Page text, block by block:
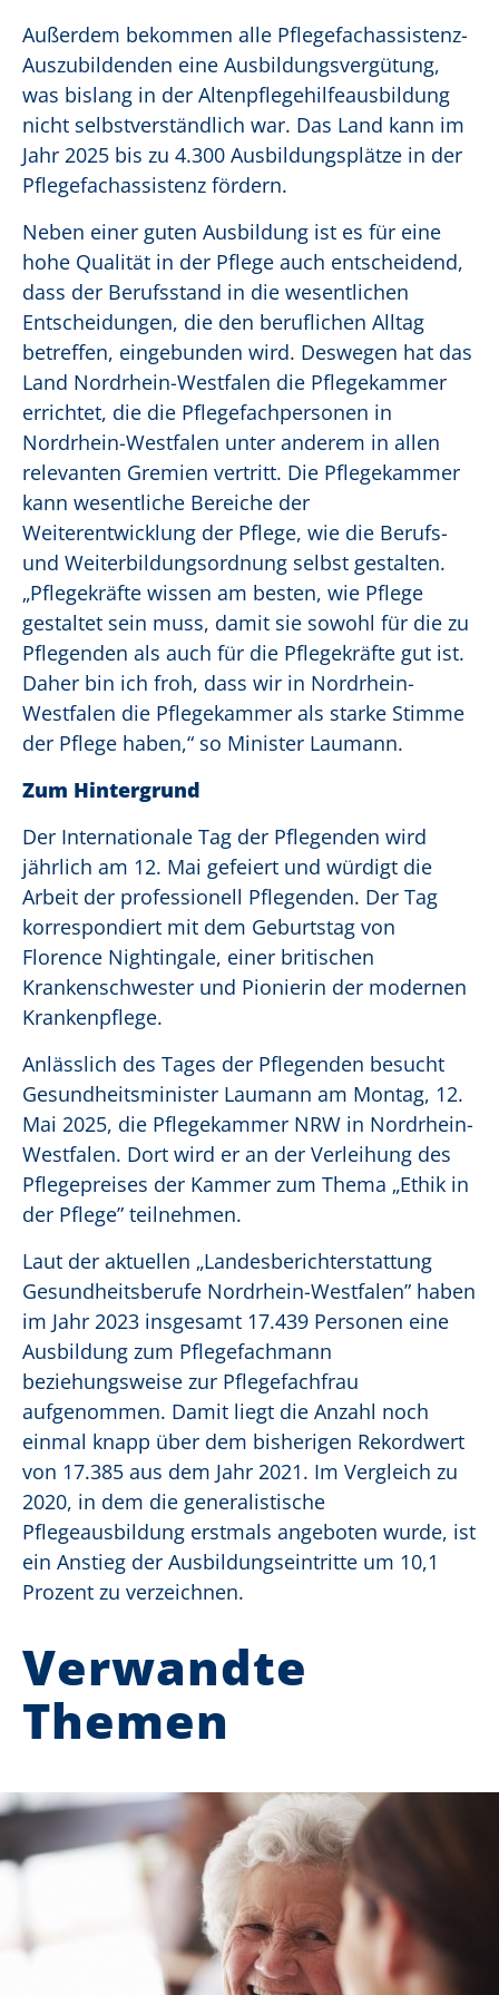
Außerdem bekommen alle Pflegefachassistenz-
Auszubildenden eine Ausbildungsvergütung,
was bislang in der Altenpflegehilfeausbildung
nicht selbstverständlich war. Das Land kann im
Jahr 2025 bis zu 4.300 Ausbildungsplätze in der
Pflegefachassistenz fördern.
Neben einer guten Ausbildung ist es für eine
hohe Qualität in der Pflege auch entscheidend,
dass der Berufsstand in die wesentlichen
Entscheidungen, die den beruflichen Alltag
betreffen, eingebunden wird. Deswegen hat das
Land Nordrhein-Westfalen die Pflegekammer
errichtet, die die Pflegefachpersonen in
Nordrhein-Westfalen unter anderem in allen
relevanten Gremien vertritt. Die Pflegekammer
kann wesentliche Bereiche der
Weiterentwicklung der Pflege, wie die Berufs-
und Weiterbildungsordnung selbst gestalten.
„Pflegekräfte wissen am besten, wie Pflege
gestaltet sein muss, damit sie sowohl für die zu
Pflegenden als auch für die Pflegekräfte gut ist.
Daher bin ich froh, dass wir in Nordrhein-
Westfalen die Pflegekammer als starke Stimme
der Pflege haben,“ so Minister Laumann.
Zum Hintergrund
Der Internationale Tag der Pflegenden wird
jährlich am 12. Mai gefeiert und würdigt die
Arbeit der professionell Pflegenden. Der Tag
korrespondiert mit dem Geburtstag von
Florence Nightingale, einer britischen
Krankenschwester und Pionierin der modernen
Krankenpflege.
Anlässlich des Tages der Pflegenden besucht
Gesundheitsminister Laumann am Montag, 12.
Mai 2025, die Pflegekammer NRW in Nordrhein-
Westfalen. Dort wird er an der Verleihung des
Pflegepreises der Kammer zum Thema „Ethik in
der Pflege” teilnehmen.
Laut der aktuellen „Landesberichterstattung
Gesundheitsberufe Nordrhein-Westfalen” haben
im Jahr 2023 insgesamt 17.439 Personen eine
Ausbildung zum Pflegefachmann
beziehungsweise zur Pflegefachfrau
aufgenommen. Damit liegt die Anzahl noch
einmal knapp über dem bisherigen Rekordwert
von 17.385 aus dem Jahr 2021. Im Vergleich zu
2020, in dem die generalistische
Pflegeausbildung erstmals angeboten wurde, ist
ein Anstieg der Ausbildungseintritte um 10,1
Prozent zu verzeichnen.
Verwandte
Themen